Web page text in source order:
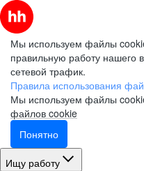
Мы используем файлы
правильную работу нашего
сетевой трафик.
Правила использования
Мы используем файлы
файлов cookie
Понятно
Ищу работу